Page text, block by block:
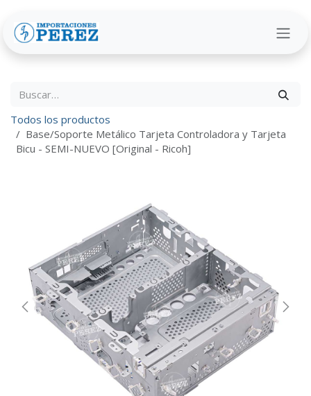
Todos los productos
Base/Soporte Metálico Tarjeta Controladora y Tarjeta
Bicu - SEMI-NUEVO [Original - Ricoh]